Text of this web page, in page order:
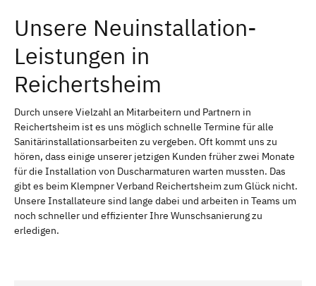
Unsere Neuinstallation-
Leistungen in
Reichertsheim
Durch unsere Vielzahl an Mitarbeitern und Partnern in
Reichertsheim ist es uns möglich schnelle Termine für alle
Sanitärinstallationsarbeiten zu vergeben. Oft kommt uns zu
hören, dass einige unserer jetzigen Kunden früher zwei Monate
für die Installation von Duscharmaturen warten mussten. Das
gibt es beim Klempner Verband Reichertsheim zum Glück nicht.
Unsere Installateure sind lange dabei und arbeiten in Teams um
noch schneller und effizienter Ihre Wunschsanierung zu
erledigen.